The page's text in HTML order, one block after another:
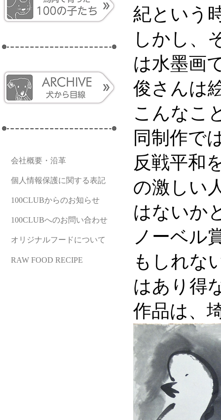
紀という
しかし、
は水墨画
俊さんは
こんなこ
同制作で
反戦平和
の激しい
はないか
ノーベル
もしれな
はあり得
作品は、
会社概要・沿革
個人情報保護に関する表記
100CLUBからのお知らせ
100CLUBへのお問い合わせ
オリジナルフードについて
RAW FOOD RECIPE